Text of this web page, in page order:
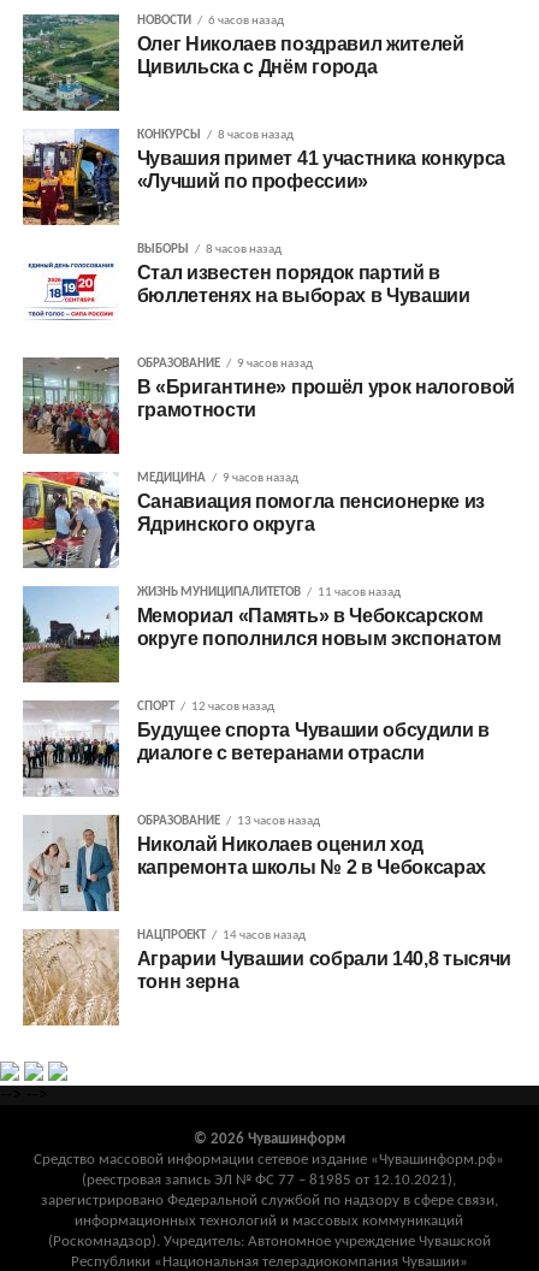
НОВОСТИ 6 часов назад
Олег Николаев поздравил жителей
Цивильска с Днём города
КОНКУРСЫ 8 часов назад
Чувашия примет 41 участника конкурса
«Лучший по профессии»
ВЫБОРЫ 8 часов назад
Стал известен порядок партий в
бюллетенях на выборах в Чувашии
ОБРАЗОВАНИЕ 9 часов назад
В «Бригантине» прошёл урок налоговой
грамотности
МЕДИЦИНА 9 часов назад
Санавиация помогла пенсионерке из
Ядринского округа
ЖИЗНЬ МУНИЦИПАЛИТЕТОВ 11 часов назад
Мемориал «Память» в Чебоксарском
округе пополнился новым экспонатом
СПОРТ 12 часов назад
Будущее спорта Чувашии обсудили в
диалоге с ветеранами отрасли
ОБРАЗОВАНИЕ 13 часов назад
Николай Николаев оценил ход
капремонта школы № 2 в Чебоксарах
НАЦПРОЕКТ 14 часов назад
Аграрии Чувашии собрали 140,8 тысячи
тонн зерна
© 2026 Чувашинформ
Средство массовой информации сетевое издание «Чувашинформ.рф»
(реестровая запись ЭЛ № ФС 77 – 81985 от 12.10.2021),
зарегистрировано Федеральной службой по надзору в сфере связи,
информационных технологий и массовых коммуникаций
(Роскомнадзор). Учредитель: Автономное учреждение Чувашской
Республики «Национальная телерадиокомпания Чувашии»